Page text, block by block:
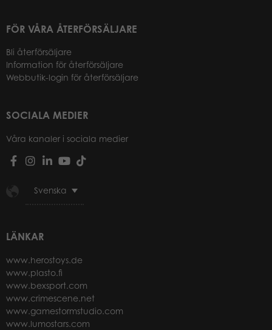
FÖR VÅRA ÅTERFÖRSÄLJARE
Bli återförsäljare
Information för återförsäljare
Webbutik-login för återförsäljare
SOCIALA MEDIER
Våra kanaler i sociala medier
Svenska
LÄNKAR
www.herostoys.de
www.plasto.fi
www.bexsport.com
www.crimescene.net
www.gamestormstudio.com
www.lumostars.com